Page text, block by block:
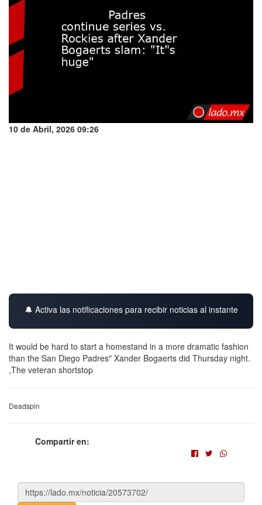
10 de Abril, 2026 09:26
🔔 Activa las notificaciones para recibir noticias al instante
It would be hard to start a homestand in a more dramatic fashion
than the San Diego Padres" Xander Bogaerts did Thursday night.
,The veteran shortstop
Deadspin
Compartir en: